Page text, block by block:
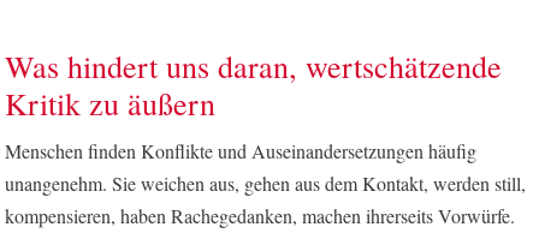
Was hindert uns daran, wertschätzende
Kritik zu äußern
Menschen finden Konflikte und Auseinandersetzungen häufig
unangenehm. Sie weichen aus, gehen aus dem Kontakt, werden still,
kompensieren, haben Rachegedanken, machen ihrerseits Vorwürfe.